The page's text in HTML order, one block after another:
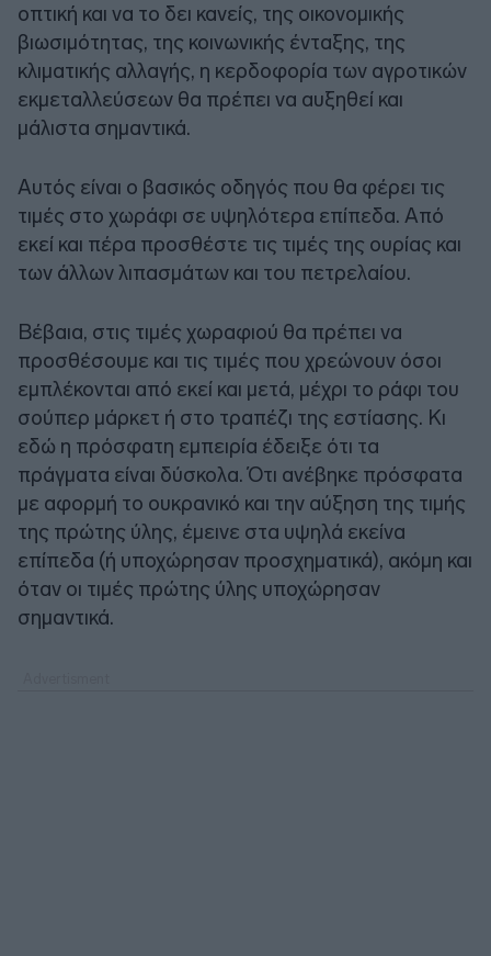
οπτική και να το δει κανείς, της οικονομικής
βιωσιμότητας, της κοινωνικής ένταξης, της
κλιματικής αλλαγής, η κερδοφορία των αγροτικών
εκμεταλλεύσεων θα πρέπει να αυξηθεί και
μάλιστα σημαντικά.
Αυτός είναι ο βασικός οδηγός που θα φέρει τις
τιμές στο χωράφι σε υψηλότερα επίπεδα. Από
εκεί και πέρα προσθέστε τις τιμές της ουρίας και
των άλλων λιπασμάτων και του πετρελαίου.
Βέβαια, στις τιμές χωραφιού θα πρέπει να
προσθέσουμε και τις τιμές που χρεώνουν όσοι
εμπλέκονται από εκεί και μετά, μέχρι το ράφι του
σούπερ μάρκετ ή στο τραπέζι της εστίασης. Κι
εδώ η πρόσφατη εμπειρία έδειξε ότι τα
πράγματα είναι δύσκολα. Ότι ανέβηκε πρόσφατα
με αφορμή το ουκρανικό και την αύξηση της τιμής
της πρώτης ύλης, έμεινε στα υψηλά εκείνα
επίπεδα (ή υποχώρησαν προσχηματικά), ακόμη και
όταν οι τιμές πρώτης ύλης υποχώρησαν
σημαντικά.